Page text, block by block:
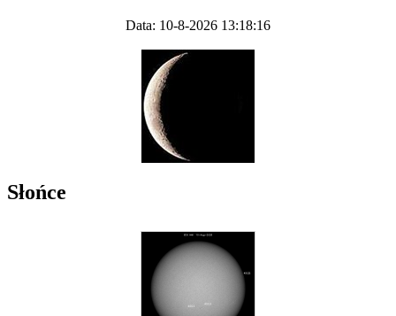
Data: 10-8-2026 13:18:16
Słońce